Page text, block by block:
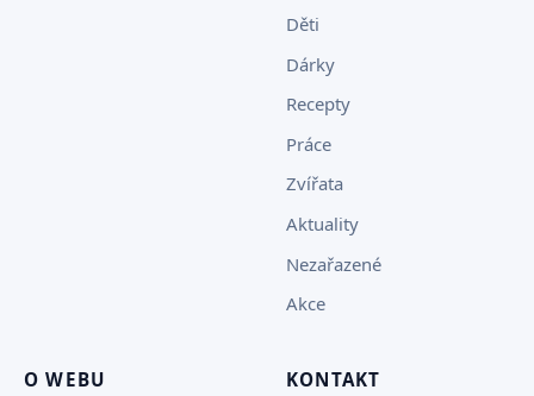
Děti
Dárky
Recepty
Práce
Zvířata
Aktuality
Nezařazené
Akce
O WEBU
KONTAKT